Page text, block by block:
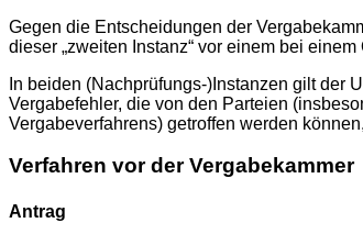
Gegen die Entscheidungen der
dieser „zweiten Instanz“ vor einem bei
In beiden (Nachprüfungs-)Instanzen gilt der
Vergabefehler, die von den Parteien
Vergabeverfahrens) getroffen werden
Verfahren vor der Vergabekammer
Antrag